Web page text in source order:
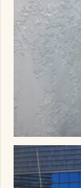
Изображение